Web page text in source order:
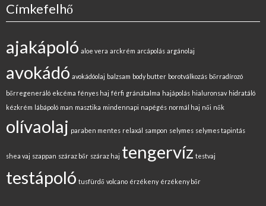
Címkefelhő
ajakápoló aloe vera arckrém arcápolás argánolaj
avokádó avokádóolaj balzsam body butter borotválkozás bőrradírozó
bőrregeneráló ekcéma fényes haj férfi gránátalma hajápolás hialuronsav hidratáló
kézkrém lábápoló man masztika mindennapi napégés normál haj női nők
olívaolaj paraben mentes relaxál sampon selymes selymes tapintás
shea vaj szappan száraz bőr száraz haj tengervíz testvaj
testápoló tusfürdő volcano érzékeny érzékeny bőr